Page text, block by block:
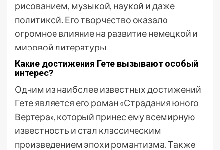
рисованием, музыкой, наукой и даже
политикой. Его творчество оказало
огромное влияние на развитие немецкой и
мировой литературы.
Какие достижения Гете вызывают особый
интерес?
Одним из наиболее известных достижений
Гете является его роман «Страдания юного
Вертера», который принес ему всемирную
известность и стал классическим
произведением эпохи романтизма. Также